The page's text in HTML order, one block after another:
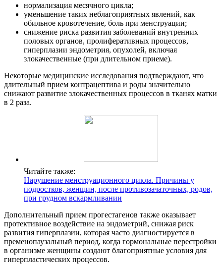
нормализация месячного цикла;
уменьшение таких неблагоприятных явлений, как
обильное кровотечение, боль при менструации;
снижение риска развития заболеваний внутренних
половых органов, пролиферативных процессов,
гиперплазии эндометрия, опухолей, включая
злокачественные (при длительном приеме).
Некоторые медицинские исследования подтверждают, что
длительный прием контрацептива и роды значительно
снижают развитие злокачественных процессов в тканях матки
в 2 раза.
Читайте также:
Нарушение менструационного цикла. Причины у
подростков, женщин, после противозачаточных, родов,
при грудном вскармливании
Дополнительный прием прогестагенов также оказывает
протективное воздействие на эндометрий, снижая риск
развития гиперплазии, которая часто диагностируется в
пременопаузальный период, когда гормональные перестройки
в организме женщины создают благоприятные условия для
гиперпластических процессов.